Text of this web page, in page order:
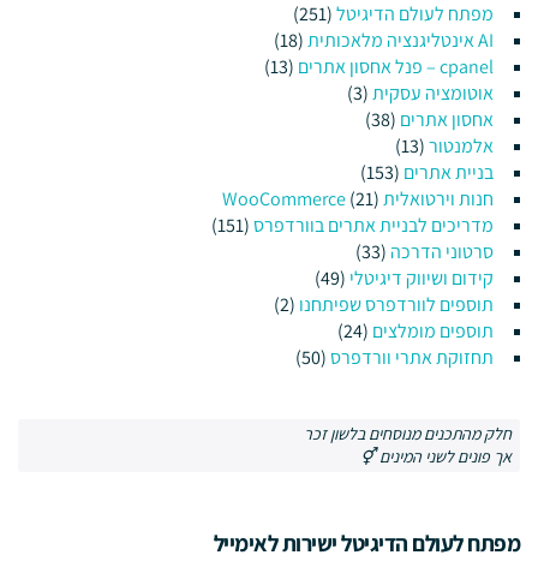
מפתח לעולם הדיגיטל(251)
AI אינטליגנציה מלאכותית
(18)
cpanel – פנל אחסון אתרים
(13)
אוטומציה עסקית(3)
אחסון אתרים(38)
אלמנטור(13)
בניית אתרים(153)
חנות וירטואלית WooCommerce(21)
מדריכים לבניית אתרים בוורדפרס(151)
סרטוני הדרכה(33)
קידום ושיווק דיגיטלי(49)
תוספים לוורדפרס שפיתחנו(2)
תוספים מומלצים(24)
תחזוקת אתרי וורדפרס(50)
חלק מהתכנים מנוסחים בלשון זכר
אך פונים לשני המינים ⚥
מפתח לעולם הדיגיטל ישירות לאימייל